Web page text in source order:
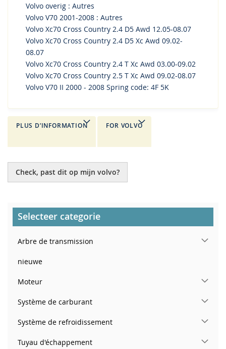
Volvo overig : Autres
Volvo V70 2001-2008 : Autres
Volvo Xc70 Cross Country 2.4 D5 Awd 12.05-08.07
Volvo Xc70 Cross Country 2.4 D5 Xc Awd 09.02-
08.07
Volvo Xc70 Cross Country 2.4 T Xc Awd 03.00-09.02
Volvo Xc70 Cross Country 2.5 T Xc Awd 09.02-08.07
Volvo V70 II 2000 - 2008 Spring code: 4F 5K
PLUS D’INFORMATION FOR VOLVO
Check, past dit op mijn volvo?
Selecteer categorie
Arbre de transmission
nieuwe
Moteur
Système de carburant
Système de refroidissement
Tuyau d'échappement